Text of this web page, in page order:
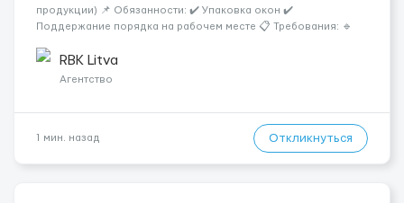
продукции) 📌 Обязанности: ✔️ Упаковка окон ✔️
Поддержание порядка на рабочем месте 📋 Требования: 🔹
Условия работы: 🕐 График: 5/2, по 8–10 часов 💶 Оплата: 7 €
RBK Litva
Агентство
1 мин. назад Откликнуться